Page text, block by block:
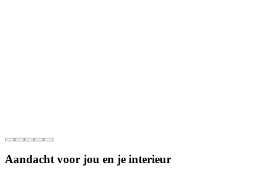
Aandacht voor jou en je interieur